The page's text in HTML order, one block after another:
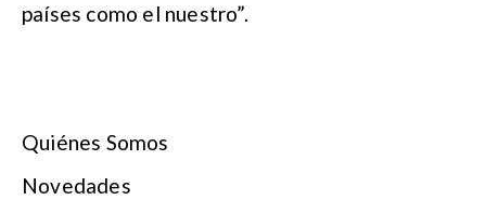
países como el nuestro”.
Quiénes Somos
Novedades